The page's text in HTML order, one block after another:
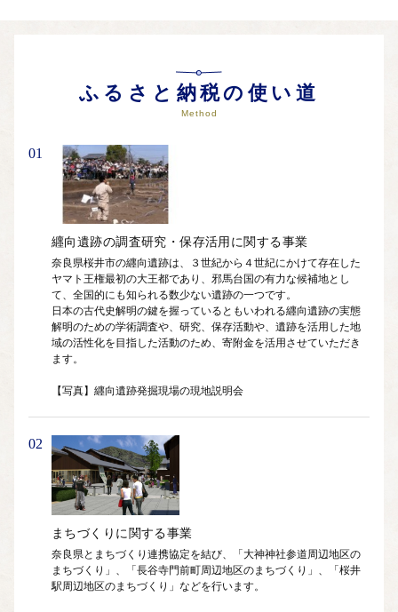
して全国に知られています。
桜井市では、「卑弥呼の里・桜井ふるさと寄附金」を設置し、
の寄附を募っています。
ふるさと納税でいただいた寄附金は、纒向遺跡の調査研究、保
存活用等に関する事業をはじめ、様々な事業に活用させていた
だいております。
ふるさと納税の使い道
Method
01
纒向遺跡の調査研究・保存活用に関する事業
奈良県桜井市の纒向遺跡は、３世紀から４世紀にかけて存在した
ヤマト王権最初の大王都であり、邪馬台国の有力な候補地とし
て、全国的にも知られる数少ない遺跡の一つです。
日本の古代史解明の鍵を握っているともいわれる纒向遺跡の実態
解明のための学術調査や、研究、保存活動や、遺跡を活用した地
域の活性化を目指した活動のため、寄附金を活用させていただき
ます。
【写真】纒向遺跡発掘現場の現地説明会
02
まちづくりに関する事業
奈良県とまちづくり連携協定を結び、「大神神社参道周辺地区の
まちづくり」、「長谷寺門前町周辺地区のまちづくり」、「桜井
駅周辺地区のまちづくり」などを行います。